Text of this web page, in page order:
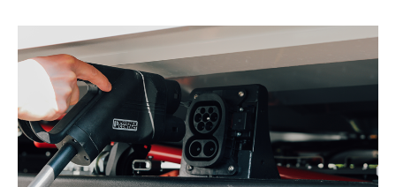
Pantalla táctil CSense
Limpieza
Conectividad